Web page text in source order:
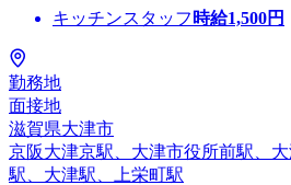
キッチンスタッフ 時給1,500円
勤務地
面接地
滋賀県大津市
京阪大津京駅、大津市役所前駅、
駅、大津駅、上栄町駅